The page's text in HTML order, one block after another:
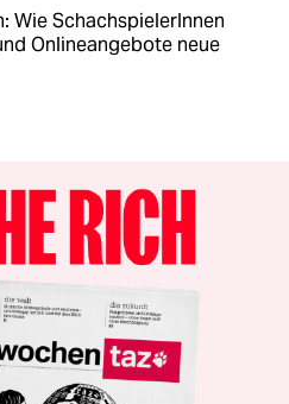
Wie SchachspielerInnen
Onlineangebote neue